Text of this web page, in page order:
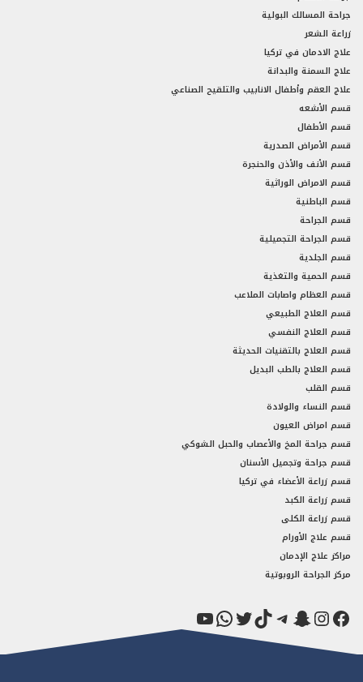
جراحة المسالك البولية
زراعة الشعر
علاج الادمان في تركيا
علاج السمنة والبدانة
علاج العقم وأطفال الانابيب والتلقيح الصناعي
قسم الأشعه
قسم الأطفال
قسم الأمراض الصدرية
قسم الأنف والأذن والحنجرة
قسم الامراض الوراثية
قسم الباطنية
قسم الجراحة
قسم الجراحة التجميلية
قسم الجلدية
قسم الحمية والتغذية
قسم العظام واصابات الملاعب
قسم العلاج الطبيعي
قسم العلاج النفسي
قسم العلاج بالتقنيات الحديثة
قسم العلاج بالطب البديل
قسم القلب
قسم النساء والولادة
قسم امراض العيون
قسم جراحة المخ والأعصاب والحبل الشوكي
قسم جراحة وتجميل الأسنان
قسم زراعة الأعضاء في تركيا
قسم زراعة الكبد
قسم زراعة الكلى
قسم علاج الأورام
مراكز علاج الإدمان
مركز الجراحة الروبوتية
فيسبوك
إنستجرام
سناب شاتتيليجرام
تيك توكتويترواتساب
يوتيوب